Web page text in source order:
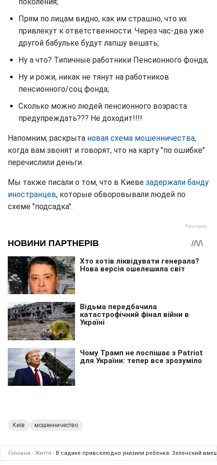
Прям по лицам видно, как им страшно, что их
привлекут к ответственности. Через час-два уже
другой бабульке будут лапшу вешать;
Ну а что? Типичные работники Пенсионного фонда;
Ну и рожи, никак не тянут на работников
пенсионного/соц фонда;
Сколько можно людей пенсионного возраста
предупреждать??? Не доходит!!!!
Напомним, раскрыта новая схема мошенничества,
когда вам звонят и говорят, что на карту "по ошибке"
перечислили деньги.
Мы также писали о том, что в Киеве задержали банду
иностранцев, которые обворовывали людей по
схеме "подсадка".
Київ мошенничество
Головна › Життя › В садике привселюдно унизили ребенка: Зеленский